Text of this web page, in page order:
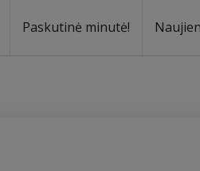
Paskutinė minutė!